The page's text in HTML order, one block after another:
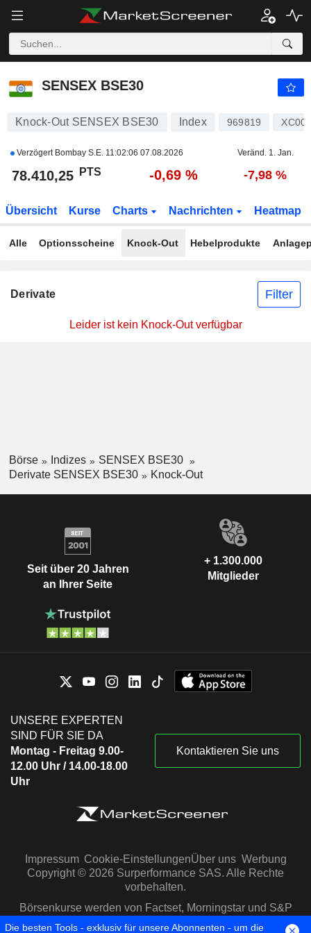
SENSEX BSE30
SENSEX BSE30
Knock-Out SENSEX BSE30 Index 969819
Verzögert Bombay S.E. 11:02:06 07.08.2026 Veränd. 1. Jan.
78.410,25 PTS -0,69 % -7,98 %
Übersicht Kurse Charts Nachrichten Heatmap
Alle Optionsscheine Knock-Out Hebelprodukte
Derivate Filter
Leider ist kein Knock-Out verfügbar
Börse Indizes
SENSEX BSE30
Derivate SENSEX BSE30
Knock-Out
Seit über 20 Jahren
an Ihrer Seite
+ 1.300.000
Mitglieder
UNSERE EXPERTEN
SIND FÜR SIE DA
Montag - Freitag 9.00-
12.00 Uhr / 14.00-18.00
Uhr
Kontaktieren Sie uns
Impressum Cookie-EinstellungenÜber uns Werbung
Copyright © 2026 Surperformance SAS. Alle Rechte
vorbehalten.
Börsenkurse werden von Factset, Morningstar und S&P
Capital IQ zur Verfügung gestellt
Die besten Tools - exklusiv für unsere Abonnenten - um die